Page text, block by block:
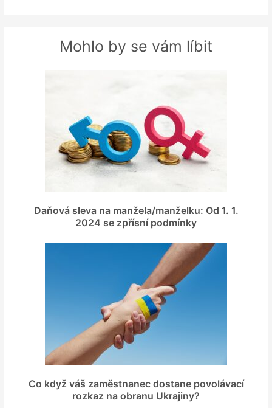
Mohlo by se vám líbit
Daňová sleva na manžela/manželku: Od 1. 1.
2024 se zpřísní podmínky
Co když váš zaměstnanec dostane povolávací
rozkaz na obranu Ukrajiny?